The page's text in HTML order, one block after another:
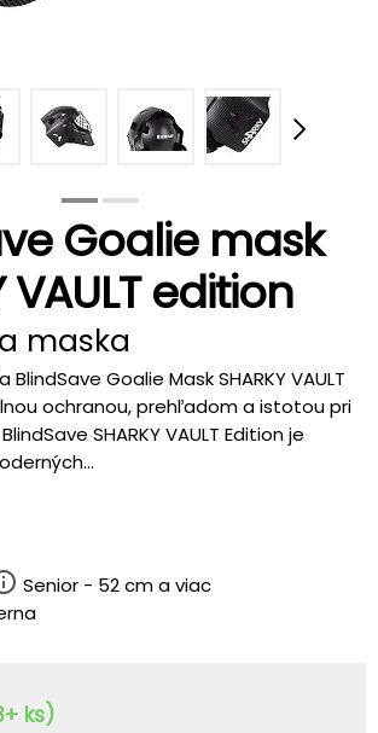
Goalie mask
VAULT edition
maska
Goalie Mask SHARKY VAULT
ochranou, prehľadom a istotou pri
SHARKY VAULT Edition je
Senior - 52 cm a viac
ks)